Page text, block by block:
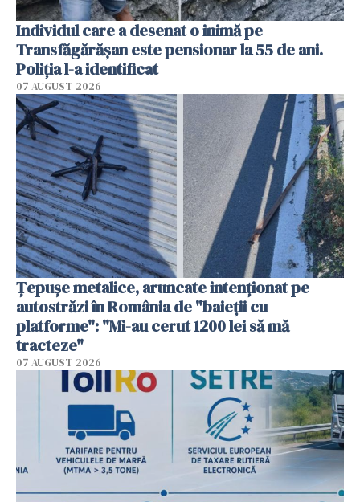
Individul care a desenat o inimă pe
Transfăgărășan este pensionar la 55 de ani.
Poliția l-a identificat
07 AUGUST 2026
Țepușe metalice, aruncate intenționat pe
autostrăzi în România de "baieții cu
platforme": "Mi-au cerut 1200 lei să mă
tracteze"
07 AUGUST 2026